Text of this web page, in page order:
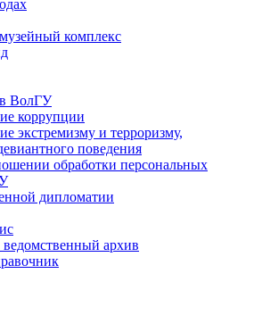
комплекс
ВолГУ
коррупции
экстремизму и терроризму,
поведения
обработки персональных
дипломатии
архив